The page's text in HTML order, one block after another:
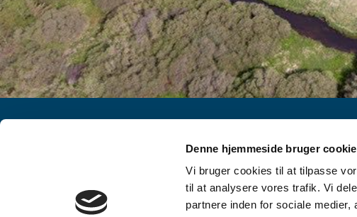
Denne hjemmeside bruger
Vi bruger cookies til at tilpasse
til at analysere vores trafik. Vi
partnere inden for sociale